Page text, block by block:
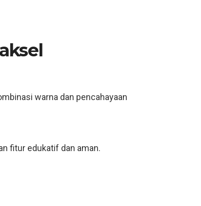
warna dan pencahayaan
fitur edukatif dan aman.